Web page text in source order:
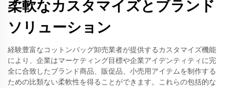
柔軟なカスタマイズとブランド
ソリューション
経験豊富なコットンバッグ卸売業者が提供するカスタマイズ機能
により、企業はマーケティング目標や企業アイデンティティに完
全に合致したブランド商品、販促品、小売用アイテムを制作する
ための比類ない柔軟性を得ることができます。これらの包括的な